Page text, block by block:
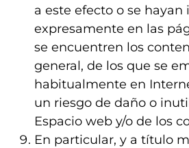
a este efecto o se hayan
expresamente en las
se encuentren los
general, de los que se
habitualmente en
un riesgo de daño o
Espacio web y/o de los
En particular, y a título